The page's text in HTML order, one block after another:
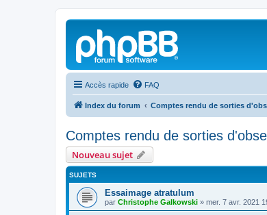
Accès rapide FAQ
Index du forum Comptes rendu de sorties
Comptes rendu de sorties
Nouveau sujet
SUJETS
Essaimage atratulum
par Christophe Galkowski » mer. 7 avr. 2021